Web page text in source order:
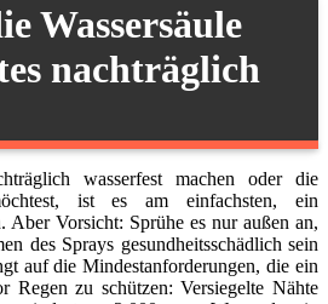
Wassersäule
nachträglich
wasserfest machen oder die
ist es am einfachsten, ein
Aber Vorsicht: Sprühe es nur außen an,
des Sprays gesundheitsschädlich sein
auf die Mindestanforderungen, die ein
Regen zu schützen: Versiegelte Nähte